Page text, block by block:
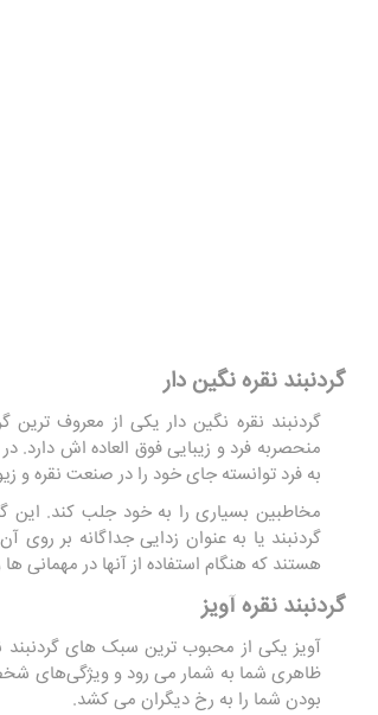
گردنبند نقره نگین دار
گردنبند نقره نگین دار یکی از معروف
منحصربه فرد و زیبایی فوق العاده اش دارد.
به فرد توانسته جای خود را در صنعت نقره و
مخاطبین بسیاری را به خود جلب کند. این
گردنبند یا به عنوان‌ زدایی جداگانه بر
هستند که هنگام استفاده از آنها در
گردنبند نقره آویز
آویز یکی از محبوب ترین سبک های
ظاهری شما به شمار می رود و ویژگی‌های
بودن شما را به رخ دیگران می کشد.